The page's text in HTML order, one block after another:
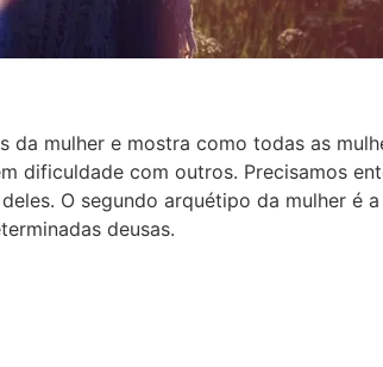
da mulher e mostra como todas as
dificuldade com outros. Precisamos
O segundo arquétipo da mulher é
deusas.